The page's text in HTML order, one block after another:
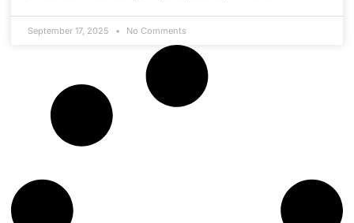
September 17, 2025 No Comments